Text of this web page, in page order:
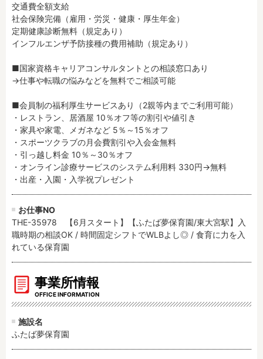
交通費全額支給
社会保険完備（雇用・労災・健康・厚生年金）
定期健康診断無料（規定あり）
インフルエンザ予防接種の費用補助（規定あり）
■国家資格キャリアコンサルタントとの相談窓口あり
→仕事や転職の悩みなどを無料でご相談可能
■会員制の福利厚生サービスあり（2親等内までご利用可能）
・レストラン、居酒屋 10％オフ等の割引や値引き
・家具や家電、メガネなど 5％～15％オフ
・スポーツクラブの月会費割引や入会金無料
・引っ越し料金 10％～30％オフ
・オンライン診療サービスのシステム利用料 330円→無料
・出産・入園・入学祝プレゼント
お仕事NO
THE-35978 【6月スタート】【ふたば夢保育園/東大宮駅】入
職時期の相談OK / 時間固定シフトでWLBよし◎ / 食育に力を入
れている保育園
事業所情報
OFFICE INFORMATION
施設名
ふたば夢保育園